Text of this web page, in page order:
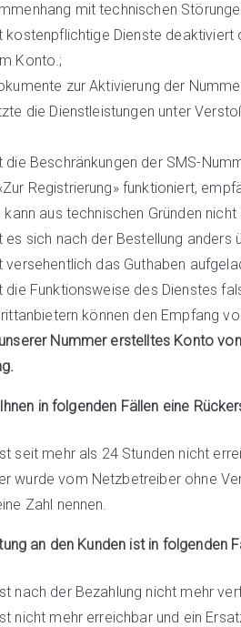
mit technischen
kostenpflichtige Dienste
Konto.;
zur Aktivierung der
die Dienstleistungen unter
die Beschränkungen der SMS-
Registrierung» funktioniert,
kann aus technischen Gründen
es sich nach der Bestellung anders
versehentlich das Guthaben
die Funktionsweise des Dienstes
können den Empfang
Nummer erstelltes Konto
in folgenden Fällen eine
seit mehr als 24 Stunden nicht
wurde vom Netzbetreiber ohne
Zahl nennen.
an den Kunden ist in folgenden
nach der Bezahlung nicht mehr
nicht mehr erreichbar und ein